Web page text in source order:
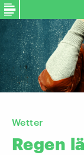
Wetter
Regen